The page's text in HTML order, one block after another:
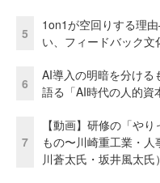
5
1on1が空回りする理
い、フィードバック文
6
AI導入の明暗を分ける
語る「AI時代の人的資
7
【動画】研修の「や
もの〜川崎重工業・
川蒼太氏・坂井風太氏）